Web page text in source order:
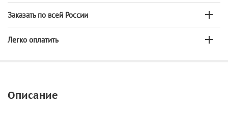
Заказать по всей России
Легко оплатить
Описание